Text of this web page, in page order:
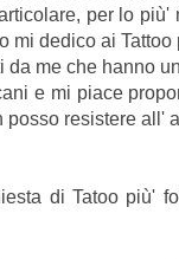
per lo più'
mi dedico ai Tattoo
da me che hanno
e mi piace
posso resistere all'
di Tatoo più'